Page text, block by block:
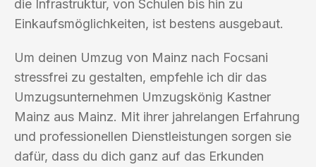
die Infrastruktur, von Schulen bis hin zu
Einkaufsmöglichkeiten, ist bestens ausgebaut.
Um deinen Umzug von Mainz nach Focsani
stressfrei zu gestalten, empfehle ich dir das
Umzugsunternehmen Umzugskönig Kastner
Mainz aus Mainz. Mit ihrer jahrelangen Erfahrung
und professionellen Dienstleistungen sorgen sie
dafür, dass du dich ganz auf das Erkunden